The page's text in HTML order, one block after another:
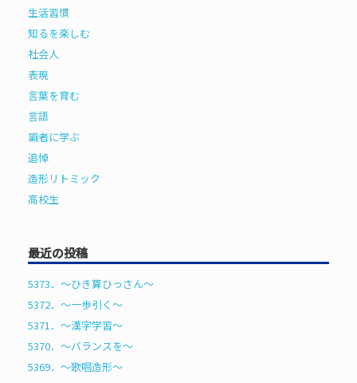
生活習慣
知るを楽しむ
社会人
表現
言葉を育む
言語
識者に学ぶ
追悼
造形リトミック
高校生
最近の投稿
5373．～ひき算ひっさん〜
5372．～一歩引く〜
5371．～漢字学習〜
5370．～バランスを〜
5369．～歌唱造形〜